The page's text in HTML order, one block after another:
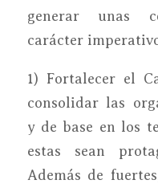
generar unas
carácter
1) Fortalecer el
consolidar las
y de base en los
estas sean
Además de